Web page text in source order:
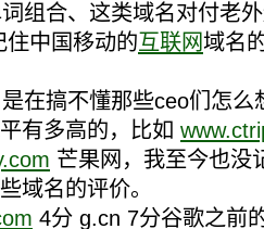
合、这类域名对付老外
住中国移动的 互联网域名
搞不懂那些ceo们怎么
有多高的，比如
芒果网，我至今也没
名的评价。
4分 g.cn 7分谷歌之前